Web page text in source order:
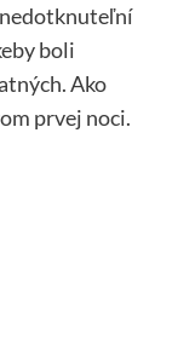
nedotknuteľní
boli
Ako
prvej noci.